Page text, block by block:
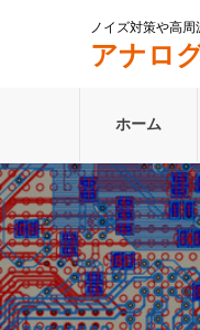
ノイズ対策や高
アナロ
ホーム